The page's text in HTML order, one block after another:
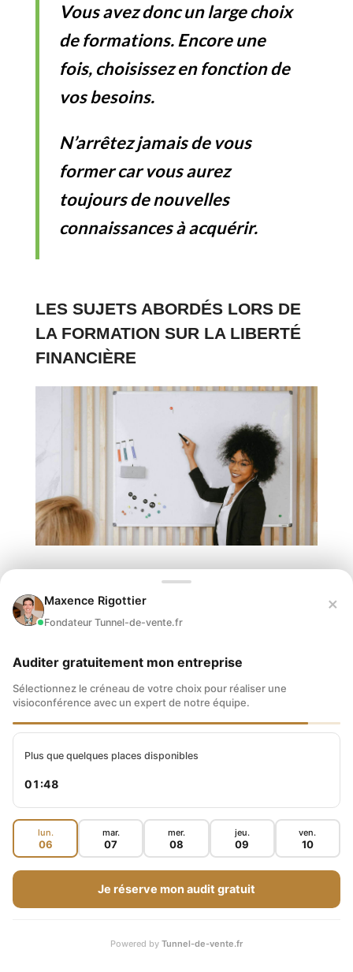
Vous avez donc un large choix
de formations. Encore une
fois, choisissez en fonction de
vos besoins.
N’arrêtez jamais de vous
former car vous aurez
toujours de nouvelles
connaissances à acquérir.
LES SUJETS ABORDÉS LORS DE
LA FORMATION SUR LA LIBERTÉ
FINANCIÈRE
Je vous le disais un peu plus haut, une bonne
formation sur la liberté financière ne se
vous assurer de choisir celle qui vous convient,
voici les éléments principaux qui doivent être
étudiés.
LE CONCEPT DE L’INDÉPENDANCE
Avant toute chose, une formation en liberté
Maxence Rigottier
Fondateur Tunnel-de-vente.fr
×
Auditer gratuitement mon entreprise
Sélectionnez le créneau de votre choix pour réaliser une
visioconférence avec un expert de notre équipe.
Plus que quelques places disponibles
01:47
lun.
06
mar.
07
mer.
08
jeu.
09
ven.
10
Je réserve mon audit gratuit
Powered by Tunnel-de-vente.fr